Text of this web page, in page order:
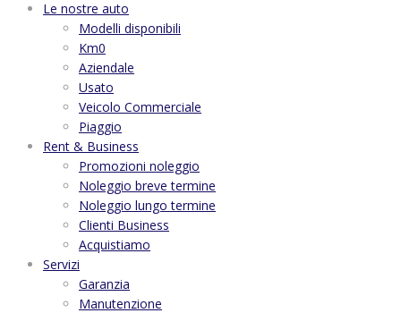
Le nostre auto
Modelli disponibili
Km0
Aziendale
Usato
Veicolo Commerciale
Piaggio
Rent & Business
Promozioni noleggio
Noleggio breve termine
Noleggio lungo termine
Clienti Business
Acquistiamo
Servizi
Garanzia
Manutenzione